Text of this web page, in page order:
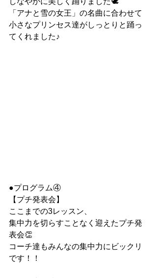
「アナと雪の女王」の名曲に合わせて
小さなプリンセス達がしっとりと踊っ
てくれました♪
●プログラム④
【プチ発表会】
ここまでの3レッスン、
集中力を切らすことなく迎えたプチ発
表会👏
コーチ達もみんなの集中力にビックリ
です！！